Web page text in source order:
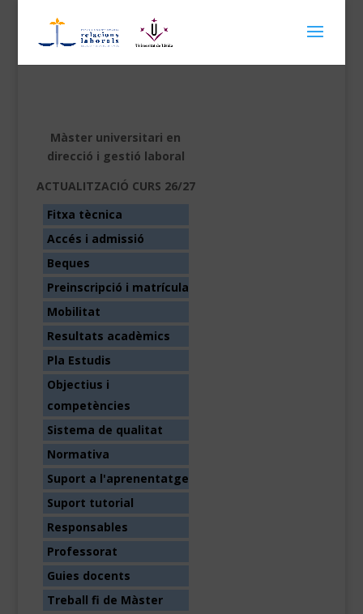
Màster universitari en
direcció i gestió laboral
ACTUALITZACIÓ CURS 26/27
Fitxa tècnica
Accés i admissió
Beques
Preinscripció i matrícula
Mobilitat
Resultats acadèmics
Pla Estudis
Objectius i
competències
Sistema de qualitat
Normativa
Suport a l'aprenentatge
Suport tutorial
Responsables
Professorat
Guies docents
Treball fi de Màster